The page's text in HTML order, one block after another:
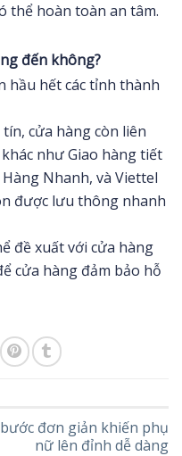
thể hoàn toàn an tâm.
đến không?
hầu hết các tỉnh thành
cửa hàng còn liên
như Giao hàng tiết
Nhanh, và Viettel
được lưu thông nhanh
đề xuất với cửa hàng
cửa hàng đảm bảo hỗ
đơn giản khiến phụ
nữ lên đỉnh dễ dàng